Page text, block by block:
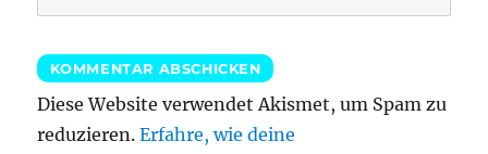
Diese Website verwendet Akismet, um Spam zu
reduzieren.Erfahre, wie deine